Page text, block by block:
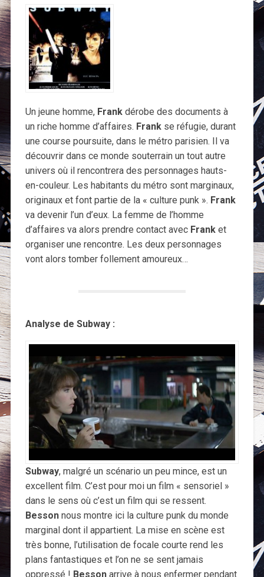
Un jeune homme, Frankdérobe des documents à
un riche homme d’affaires. Frankse réfugie, durant
une course poursuite, dans le métro parisien. Il va
découvrir dans ce monde souterrain un tout autre
univers où il rencontrera des personnages hauts-
en-couleur. Les habitants du métro sont marginaux,
originaux et font partie de la « culture punk ». Frank
va devenir l’un d’eux. La femme de l’homme
d’affaires va alors prendre contact avec Franket
organiser une rencontre. Les deux personnages
vont alors tomber follement amoureux…
Analyse de Subway :
Subway, malgré un scénario un peu mince, est un
excellent film. C’est pour moi un film « sensoriel »
dans le sens où c’est un film qui se ressent.
Bessonnous montre ici la culture punk du monde
marginal dont il appartient. La mise en scène est
très bonne, l’utilisation de focale courte rend les
plans fantastiques et l’on ne se sent jamais
oppressé ! Bessonarrive à nous enfermer pendant